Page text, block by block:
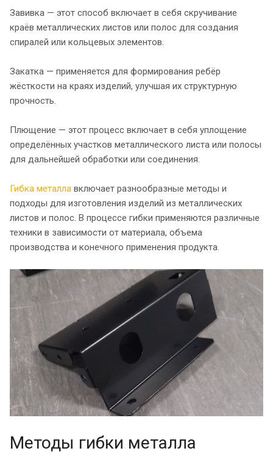
Завивка — этот способ включает в себя скручивание
краёв металлических листов или полос для создания
спиралей или кольцевых элементов.
Закатка — применяется для формирования ребёр
жёсткости на краях изделий, улучшая их структурную
прочность.
Плющение — этот процесс включает в себя уплощение
определённых участков металлического листа или полосы
для дальнейшей обработки или соединения.
Гибка металла включает разнообразные методы и
подходы для изготовления изделий из металлических
листов и полос. В процессе гибки применяются различные
техники в зависимости от материала, объема
производства и конечного применения продукта.
Методы гибки металла